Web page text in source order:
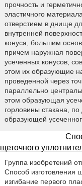
прочность и
эластичного
отверстием в днище
внутренней
конуса, большим
причем наружная
усеченных конусов,
этом их образующие
проведенной через
параллельно
этом образующая
горловины стакана,
образующей
щеточного
Группа изобретений
Способ изготовления
изгибание первого